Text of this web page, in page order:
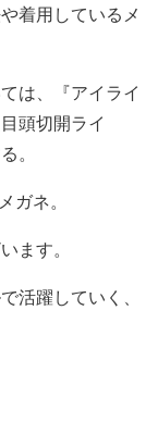
着用しているメ
は、
『アイライ
頭切開ライ
。
ガネ。
ます。
活躍していく、